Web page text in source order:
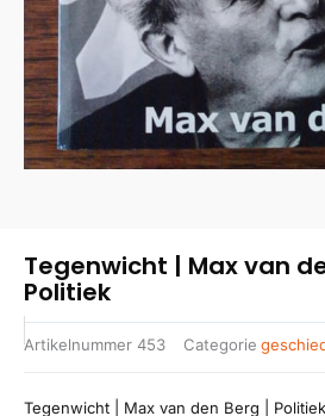
Tegenwicht | Max van
Politiek
Artikelnummer 453 Categorie
Tegenwicht | Max van den Berg |